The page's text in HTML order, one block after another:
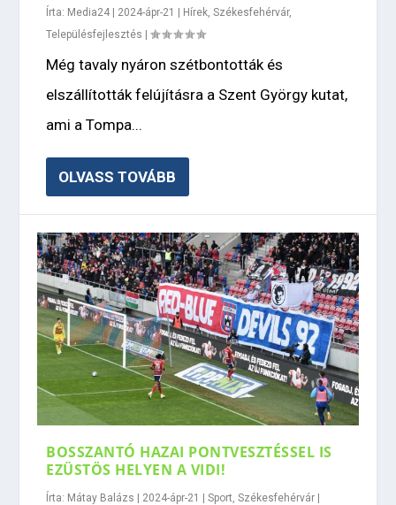
Írta: Media24 | 2024-ápr-21 | Hírek ,Székesfehérvár,
Településfejlesztés |
Még tavaly nyáron szétbontották és
elszállították felújításra a Szent György kutat,
ami a Tompa...
OLVASS TOVÁBB
BOSSZANTÓ HAZAI PONTVESZTÉSSEL IS
EZÜSTÖS HELYEN A VIDI!
Írta: Mátay Balázs | 2024-ápr-21 |Sport ,Székesfehérvár |